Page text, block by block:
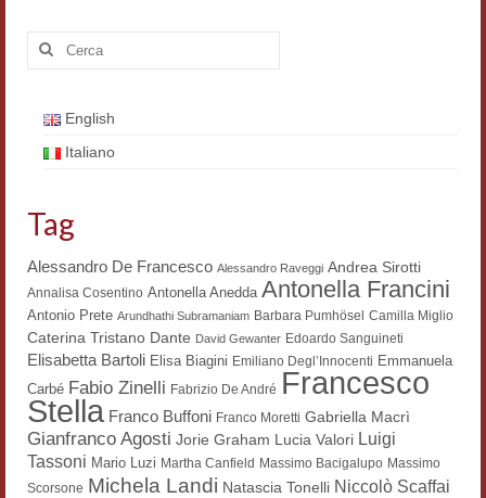
Master INFOTEXT
Summer School DH
Pubblicazioni
Hagiographica Coreana
Koreanische Literatur und Kultur
Scrittori latini dell’Europa medioevale
Testi Mediolatini
Altri volumi
Cerca:
English
Italiano
Tag
Alessandro De Francesco Alessandro Raveggi Andrea Sirotti
Annalisa Cosentino Antonella Anedda Antonella Francini
Antonio Prete Arundhathi Subramaniam Barbara Pumhösel Camilla Miglio
Caterina Tristano Dante David Gewanter Edoardo Sanguineti
Elisabetta Bartoli Elisa Biagini Emiliano Degl’Innocenti Emmanuela
Carbé Fabio Zinelli Fabrizio De André Francesco
Stella Franco Buffoni Franco Moretti Gabriella Macrì
Gianfranco Agosti Jorie Graham Lucia Valori Luigi
Tassoni Mario Luzi Martha Canfield Massimo Bacigalupo Massimo
Scorsone Michela Landi Natascia Tonelli Niccolò Scaffai